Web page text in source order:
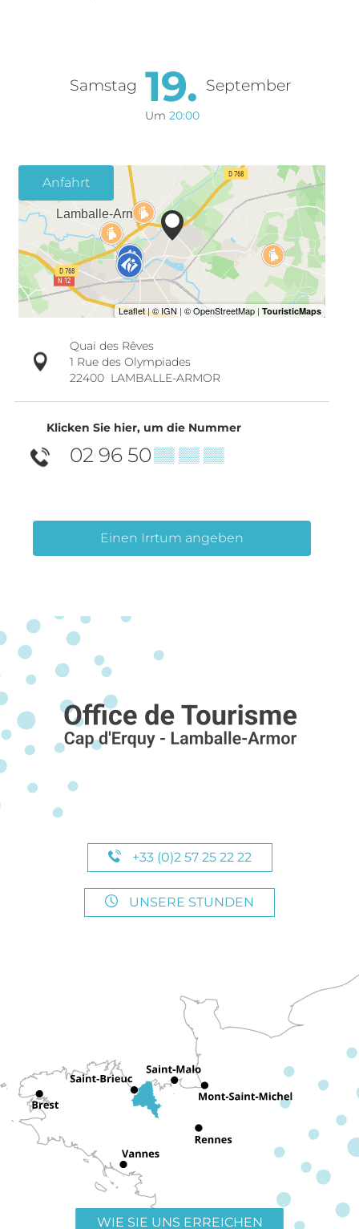
Samstag 19. September
Um 20:00
Anfahrt
Quai des Rêves
1 Rue des Olympiades
22400 LAMBALLE-ARMOR
Klicken Sie hier, um die Nummer
02 96 50▒▒ ▒▒ ▒▒
Einen Irrtum angeben
+33 (0)2 57 25 22 22
UNSERE STUNDEN
WIE SIE UNS ERREICHEN